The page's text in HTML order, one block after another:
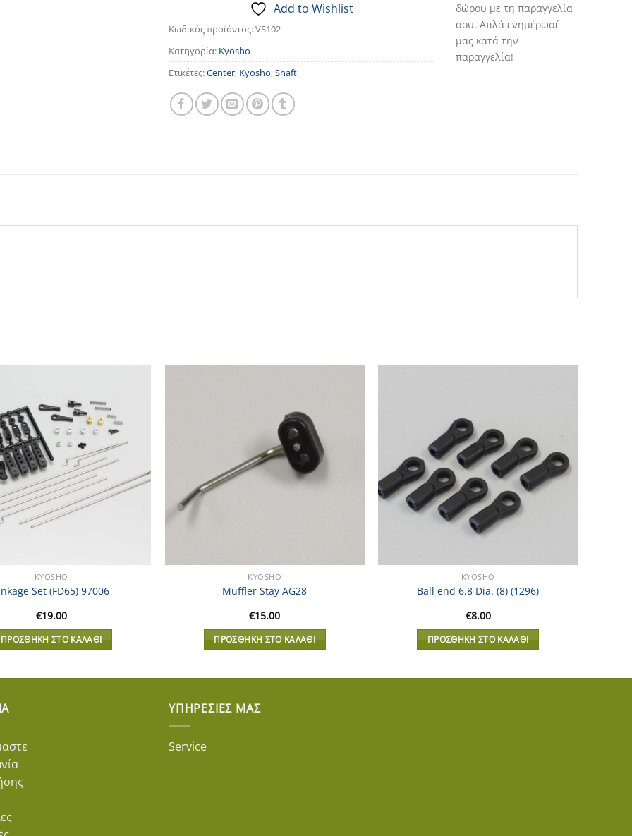
Add to Wishlist
Κωδικός προϊόντος:VS102
Κατηγορία: Kyosho
Ετικέτες:Center, Kyosho,Shaft
δώρου με τη παραγγελία
σου. Απλά ενημέρωσέ
μας κατά την
παραγγελία!
Wishlist
KYOSHO
Set (FD65) 97006
€19.00
ΠΡΟΣΘΉΚΗ ΣΤΟ ΚΑΛΆΘΙ
KYOSHO
Muffler Stay AG28
€15.00
ΠΡΟΣΘΉΚΗ ΣΤΟ ΚΑΛΆΘΙ
KYOSHO
Ball end 6.8 Dia. (8) (1296)
€8.00
ΠΡΟΣΘΉΚΗ ΣΤΟ ΚΑΛΆΘΙ
ΥΠΗΡΕΣΊΕΣ ΜΑΣ
Service